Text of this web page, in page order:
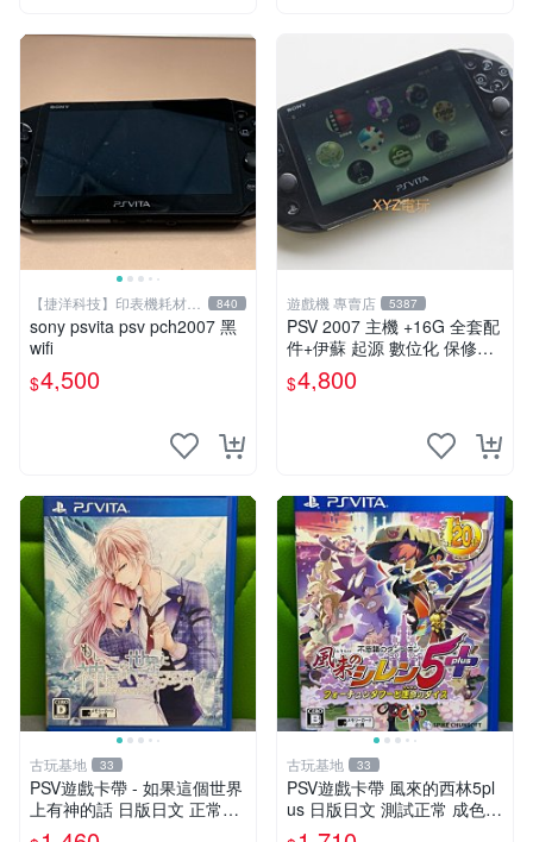
【捷洋科技】印表機耗材專
賣
840
sony psvita psv pch2007 黑
wifi
$4,500
遊戲機 專賣店 5387
PSV 2007 主機 +16G 全套配
件+伊蘇 起源 數位化 保修一
年 品質有保障
$4,800
古玩基地 33
PSV遊戲卡帶 - 如果這個世界
上有神的話 日版日文 正常可
玩 神秘成色參考圖 售後不退
古玩基地 33
PSV遊戲卡帶 風來的西林5pl
us 日版日文 測試正常 成色如
圖 買家自負 風來的西林5plus